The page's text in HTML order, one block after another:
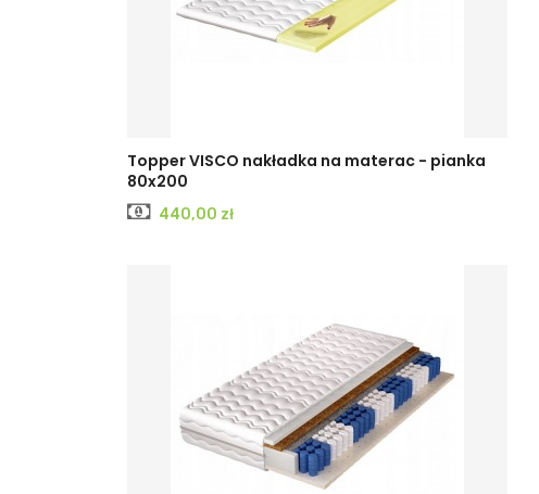
Topper VISCO nakładka na materac - pianka
80x200
Cena
440,00 zł